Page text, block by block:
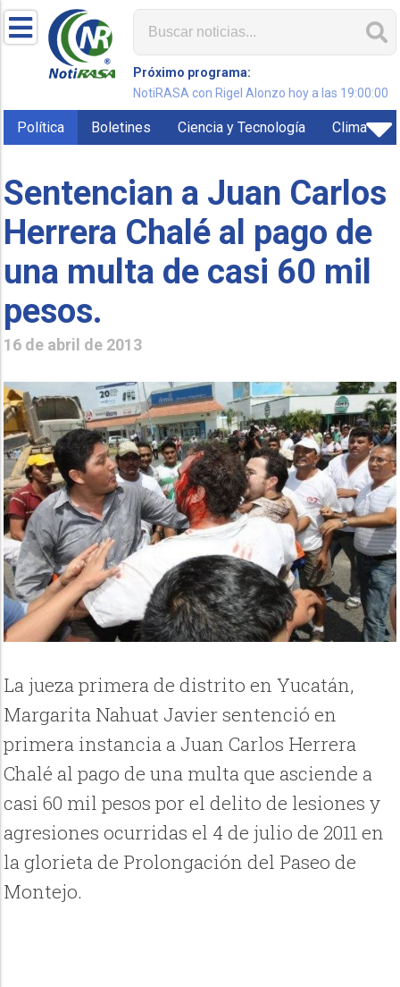
Próximo programa:
NotiRASA con Rigel Alonzo hoy a las 19:00:00
Política Boletines Ciencia y Tecnología Clima
Sentencian a Juan Carlos
Herrera Chalé al pago de
una multa de casi 60 mil
pesos.
16 de abril de 2013
La jueza primera de distrito en Yucatán,
Margarita Nahuat Javier sentenció en
primera instancia a Juan Carlos Herrera
Chalé al pago de una multa que asciende a
casi 60 mil pesos por el delito de lesiones y
agresiones ocurridas el 4 de julio de 2011 en
la glorieta de Prolongación del Paseo de
Montejo.